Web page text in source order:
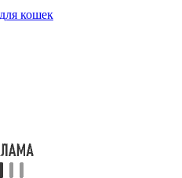
кошек